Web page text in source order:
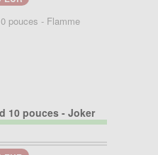
pouces - Flamme